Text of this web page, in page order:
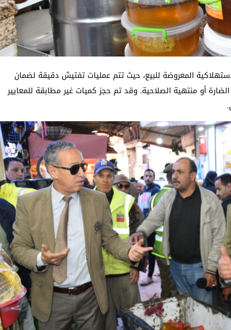
المعروضة للبيع، حيث تتم عمليات تفتيش دقيقة لضمان
أو منتهية الصلاحية. وقد تم حجز كميات غير مطابقة للمعايير